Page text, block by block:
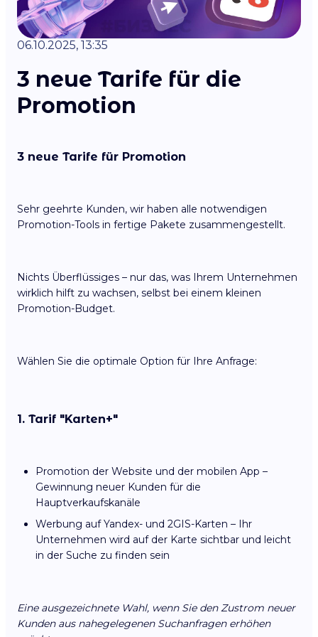
06.10.2025, 13:35
3 neue Tarife für die
Promotion
3 neue Tarife für Promotion
Sehr geehrte Kunden, wir haben alle notwendigen
Promotion-Tools in fertige Pakete zusammengestellt.
Nichts Überflüssiges – nur das, was Ihrem Unternehmen
wirklich hilft zu wachsen, selbst bei einem kleinen
Promotion-Budget.
Wählen Sie die optimale Option für Ihre Anfrage:
1. Tarif "Karten+"
Promotion der Website und der mobilen App –
Gewinnung neuer Kunden für die
Hauptverkaufskanäle
Werbung auf Yandex- und 2GIS-Karten – Ihr
Unternehmen wird auf der Karte sichtbar und leicht
in der Suche zu finden sein
Eine ausgezeichnete Wahl, wenn Sie den Zustrom neuer
Kunden aus nahegelegenen Suchanfragen erhöhen